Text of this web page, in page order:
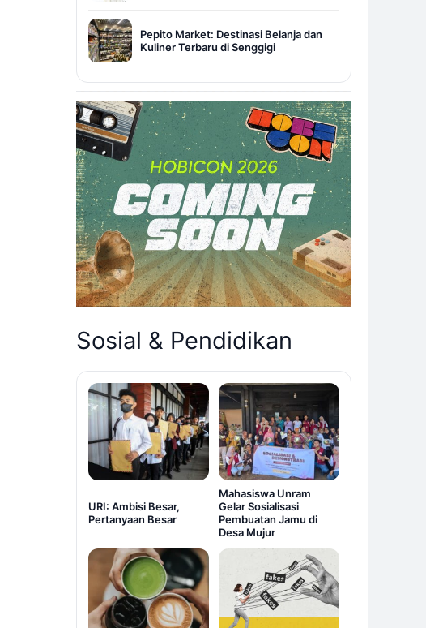
Pepito Market: Destinasi Belanja dan
Kuliner Terbaru di Senggigi
Sosial & Pendidikan
URI: Ambisi Besar,
Pertanyaan Besar
Mahasiswa Unram
Gelar Sosialisasi
Pembuatan Jamu di
Desa Mujur